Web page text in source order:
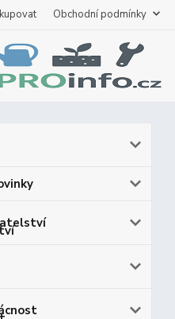
Obchodní podmínky